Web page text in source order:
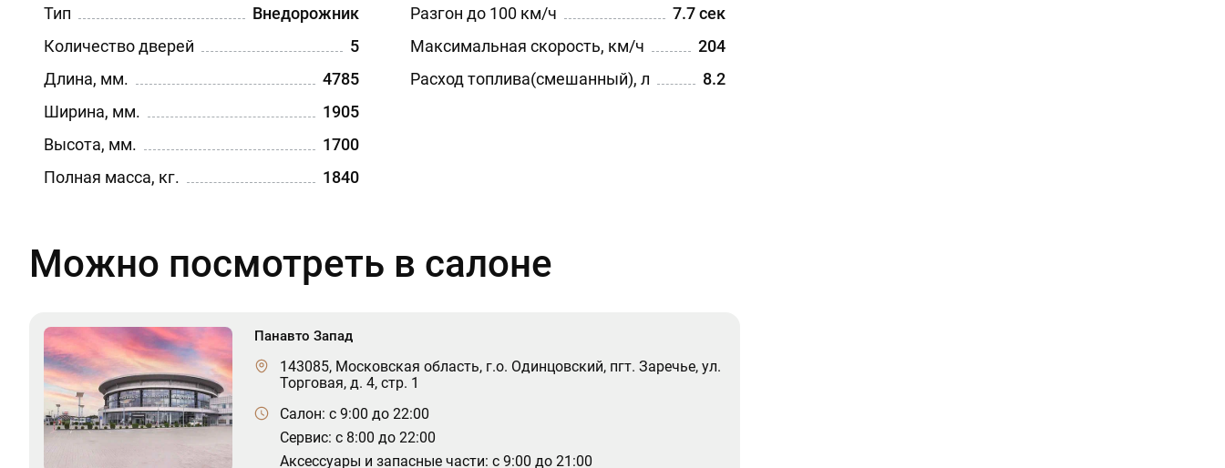
Тип
Внедорожник
Количество дверей
5
Длина, мм.
4785
Ширина, мм.
1905
Высота, мм.
1700
Полная масса, кг.
1840
Разгон до 100 км/ч
7.7 сек
Максимальная скорость, км/ч
204
Расход топлива(смешанный), л
8.2
Можно посмотреть в салоне
Панавто Запад
143085, Московская область, г.о. Одинцовский, пгт. Заречье, ул.
Торговая, д. 4, стр. 1
Салон: c 9:00 до 22:00
Сервис: c 8:00 до 22:00
Аксессуары и запасные части: с 9:00 до 21:00